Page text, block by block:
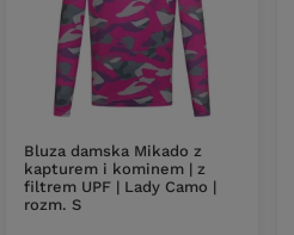
Bluza damska Mikado z
kapturem i kominem | z
filtrem UPF | Lady Camo |
rozm. S